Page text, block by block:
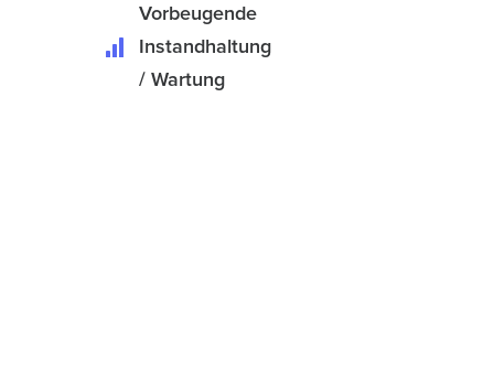
Vorbeugende
Instandhaltung
/ Wartung